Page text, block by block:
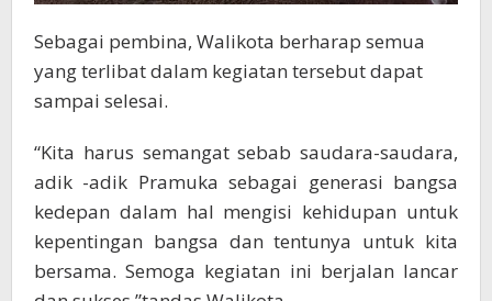
Sebagai pembina, Walikota berharap semua
yang terlibat dalam kegiatan tersebut dapat
sampai selesai.
“Kita harus semangat sebab saudara-saudara,
adik -adik Pramuka sebagai generasi bangsa
kedepan dalam hal mengisi kehidupan untuk
kepentingan bangsa dan tentunya untuk kita
bersama. Semoga kegiatan ini berjalan lancar